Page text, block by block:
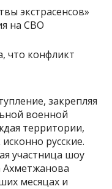
что конфликт
закрепляя
военной
территории,
русские.
участница шоу
Ахметжанова
месяцах и